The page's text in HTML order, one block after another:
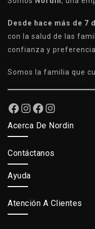
Desde hace más de 7
con la salud de las
confianza y preferencia.
Somos la familia que
Acerca De Nordin
Contáctanos
Ayuda
Atención A Clientes